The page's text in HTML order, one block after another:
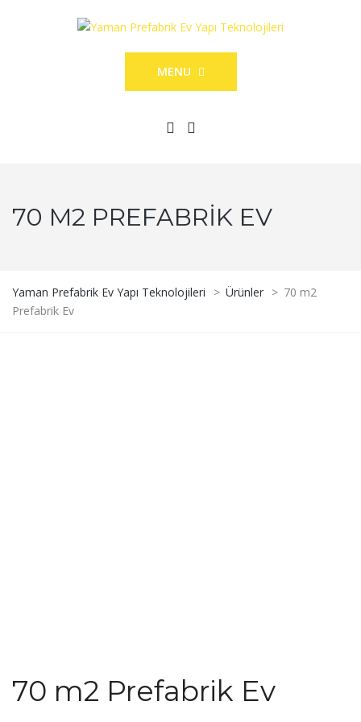
MENU
70 M2 PREFABRIK EV
Yaman Prefabrik Ev Yapı Teknolojileri > Ürünler > 70 m2
Prefabrik Ev
70 m2 Prefabrik Ev